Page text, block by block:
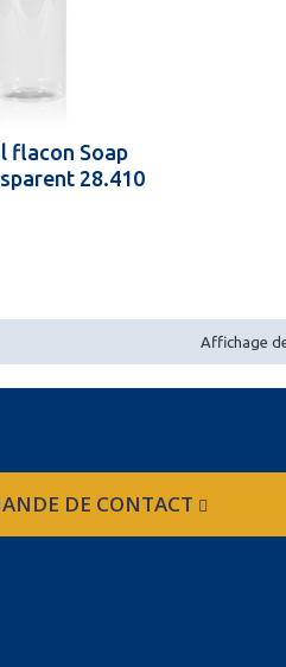
flacon Soap
28.410
Affichage
DE CONTACT